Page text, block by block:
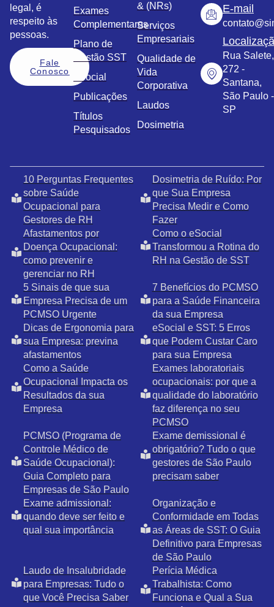
legal, é
respeito às
pessoas.
Fale
Conosco
Exames
Complementares
Plano de
Gestão SST
eSocial
Publicações
Títulos
Pesquisados
& (NRs)
Serviços
Empresariais
Qualidade de
Vida
Corporativa
Laudos
Dosimetria
E-mail
Rua Salete,
272 -
Santana,
São Paulo -
SP
10 Perguntas Frequentes
sobre Saúde
Ocupacional para
Gestores de RH
Dosimetria de Ruído: Por
que Sua Empresa
Precisa Medir e Como
Fazer
Afastamentos por
Doença Ocupacional:
como prevenir e
gerenciar no RH
Como o eSocial
Transformou a Rotina do
RH na Gestão de SST
5 Sinais de que sua
Empresa Precisa de um
PCMSO Urgente
7 Benefícios do PCMSO
para a Saúde Financeira
da sua Empresa
Dicas de Ergonomia para
sua Empresa: previna
afastamentos
eSocial e SST: 5 Erros
que Podem Custar Caro
para sua Empresa
Como a Saúde
Ocupacional Impacta os
Resultados da sua
Empresa
Exames laboratoriais
ocupacionais: por que a
qualidade do laboratório
faz diferença no seu
PCMSO
PCMSO (Programa de
Controle Médico de
Saúde Ocupacional):
Guia Completo para
Empresas de São Paulo
Exame demissional é
obrigatório? Tudo o que
gestores de São Paulo
precisam saber
Exame admissional:
quando deve ser feito e
qual sua importância
Organização e
Conformidade em Todas
as Áreas de SST: O Guia
Definitivo para Empresas
de São Paulo
Laudo de Insalubridade
para Empresas: Tudo o
que Você Precisa Saber
Perícia Médica
Trabalhista: Como
Funciona e Qual a Sua